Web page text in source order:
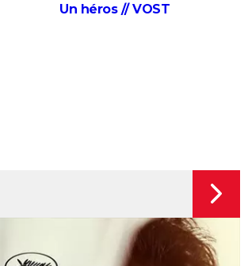
date de sortie annoncée
agneaux
Un héros // VOST